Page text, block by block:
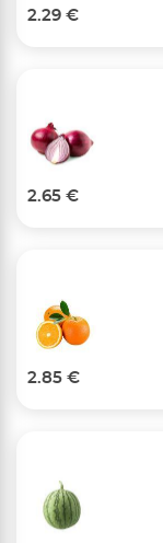
2.29 €
2.65 €
2.85 €